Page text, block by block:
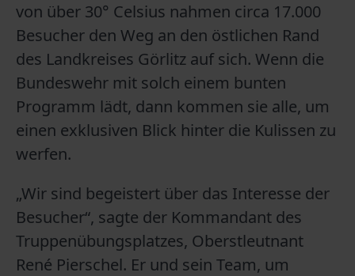
von über 30° Celsius nahmen circa 17.000
Besucher den Weg an den östlichen Rand
des Landkreises Görlitz auf sich. Wenn die
Bundeswehr mit solch einem bunten
Programm lädt, dann kommen sie alle, um
einen exklusiven Blick hinter die Kulissen zu
werfen.
„Wir sind begeistert über das Interesse der
Besucher“, sagte der Kommandant des
Truppenübungsplatzes, Oberstleutnant
René Pierschel. Er und sein Team, um